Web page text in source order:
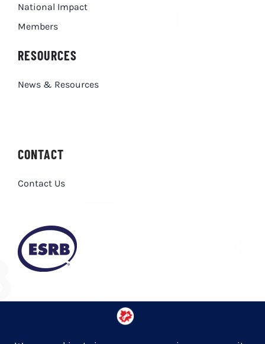
National Impact
Members
RESOURCES
News & Resources
CONTACT
Contact Us